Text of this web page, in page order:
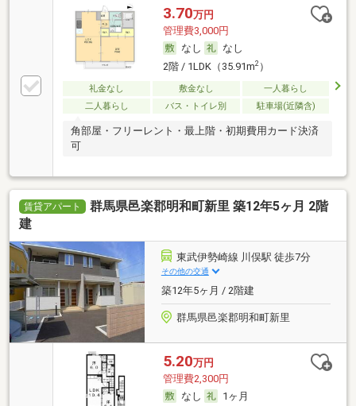
3.70万円
管理費3,000円
なし
なし
2階 / 1LDK（35.91m2）
礼金なし 敷金なし
一人暮らし
二人暮らし
バス・トイレ別 駐車場(近隣含)
角部屋・フリーレント・最上階・初期費用カード決済
可
賃貸アパート
群馬県邑楽郡明和町新里 築12年5ヶ月 2階
建
東武伊勢崎線 川俣駅 徒歩7分
その他の交通
築12年5ヶ月 / 2階建
群馬県邑楽郡明和町新里
5.20万円
管理費2,300円
なし
1ヶ月